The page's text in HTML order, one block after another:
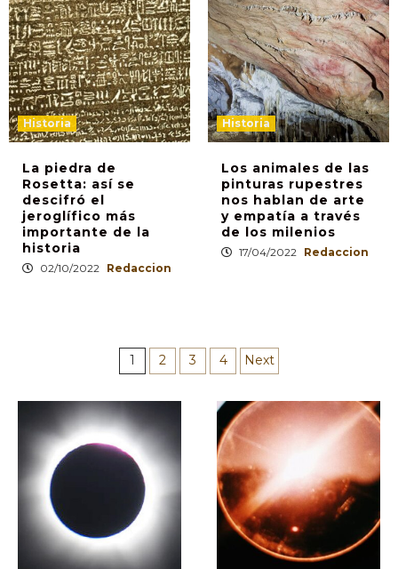
Historia
La piedra de
Rosetta: así se
descifró el
jeroglífico más
importante de la
historia
02/10/2022 Redaccion
Historia
Los animales de las
pinturas rupestres
nos hablan de arte
y empatía a través
de los milenios
17/04/2022 Redaccion
Paginación
de
entradas
1 2 3 4 Next